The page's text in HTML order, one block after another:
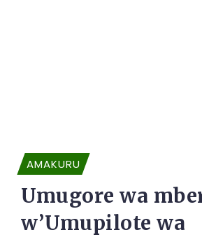
AMAKURU
Umugore wa
w’Umupilote wa